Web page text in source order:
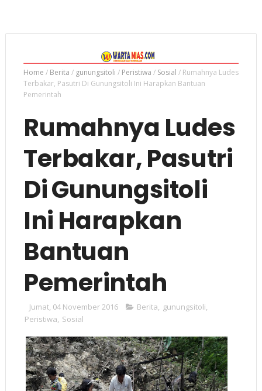
Home / Berita / gunungsitoli / Peristiwa / Sosial / Rumahnya Ludes
Terbakar, Pasutri Di Gunungsitoli Ini Harapkan Bantuan
Pemerintah
Rumahnya Ludes
Terbakar, Pasutri
Di Gunungsitoli
Ini Harapkan
Bantuan
Pemerintah
Jumat, 04 November 2016 Berita, gunungsitoli,
Peristiwa, Sosial